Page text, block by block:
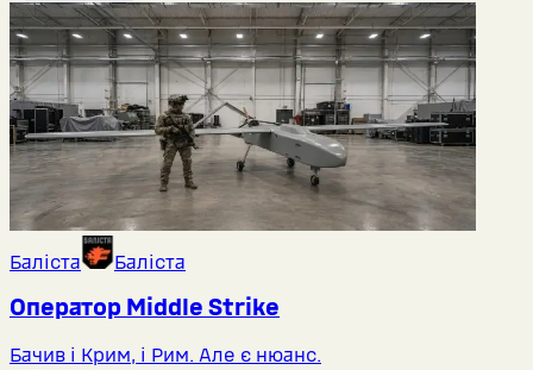
Баліста Баліста
Оператор Middlе Strike
Бачив і Крим, і Рим. Але є нюанс.